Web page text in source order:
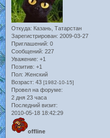
Откуда: Казань, Татарстан
Зарегистрирован: 2009-03-27
Приглашений: 0
Сообщений: 227
Уважение: +1
Позитив: +1
Пол: Женский
Возраст: 43 [1982-10-15]
Провел на форуме:
2 дня 23 часа
Последний визит:
2010-05-18 18:42:29
offline